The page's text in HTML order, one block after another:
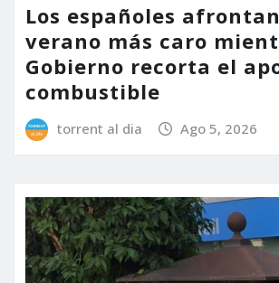
Los españoles
verano más caro
Gobierno recorta el
combustible
torrent al dia Ago 5, 2026